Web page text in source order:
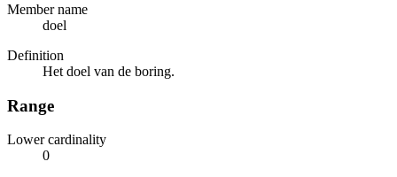
Member name
doel
Definition
Het doel van de boring.
Range
Lower cardinality
0